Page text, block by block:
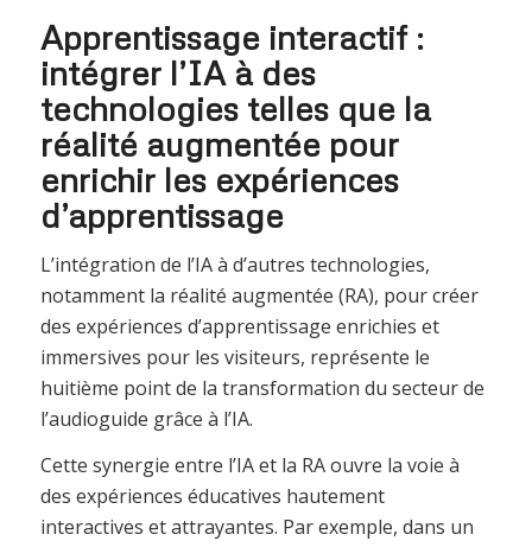
Apprentissage interactif :
intégrer l’IA à des
technologies telles que la
réalité augmentée pour
enrichir les expériences
d’apprentissage
L’intégration de l’IA à d’autres technologies,
notamment la réalité augmentée (RA), pour créer
des expériences d’apprentissage enrichies et
immersives pour les visiteurs, représente le
huitième point de la transformation du secteur de
l’audioguide grâce à l’IA.
Cette synergie entre l’IA et la RA ouvre la voie à
des expériences éducatives hautement
interactives et attrayantes. Par exemple, dans un